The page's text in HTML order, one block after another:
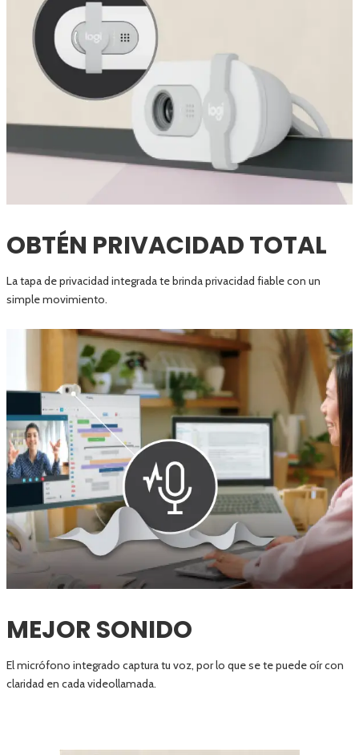
OBTÉN PRIVACIDAD TOTAL
La tapa de privacidad integrada te brinda privacidad fiable con un
simple movimiento.
MEJOR SONIDO
El micrófono integrado captura tu voz, por lo que se te puede oír con
claridad en cada videollamada.